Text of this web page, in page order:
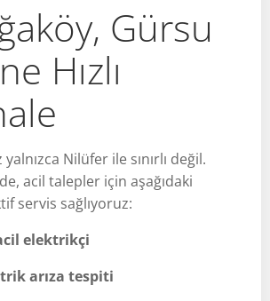
Gürsu
Hızlı
Nilüfer ile sınırlı değil.
acil talepler için aşağıdaki
servis sağlıyoruz:
elektrikçi
arıza tespiti